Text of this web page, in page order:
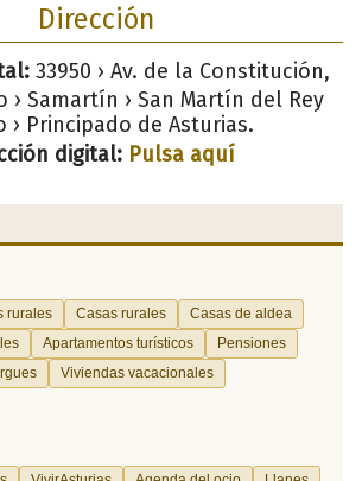
Dirección
33950 › Av. de la Constitución,
› Samartín › San Martín del Rey
› Principado de Asturias.
digital: Pulsa aquí